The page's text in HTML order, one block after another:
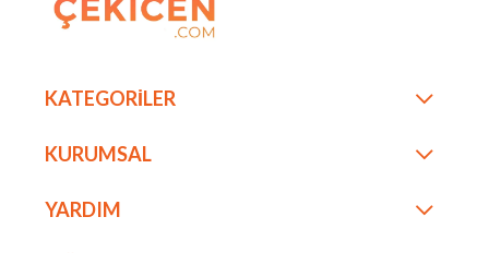
KATEGORİLER
KURUMSAL
YARDIM